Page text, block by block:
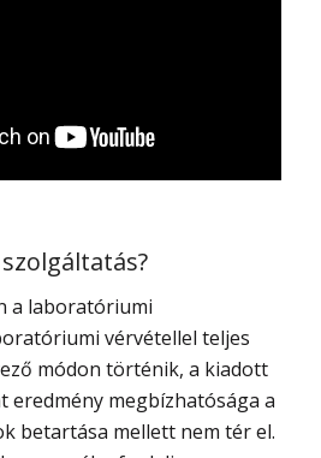
a laboratóriumi
vérvétellel teljes
módon történik, a kiadott
eredmény megbízhatósága a
betartása mellett nem tér el.